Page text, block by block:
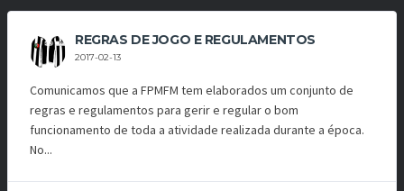
REGRAS DE JOGO E REGULAMENTOS
2017-02-13
Comunicamos que a FPMFM tem elaborados um conjunto de
regras e regulamentos para gerir e regular o bom
funcionamento de toda a atividade realizada durante a época.
No...